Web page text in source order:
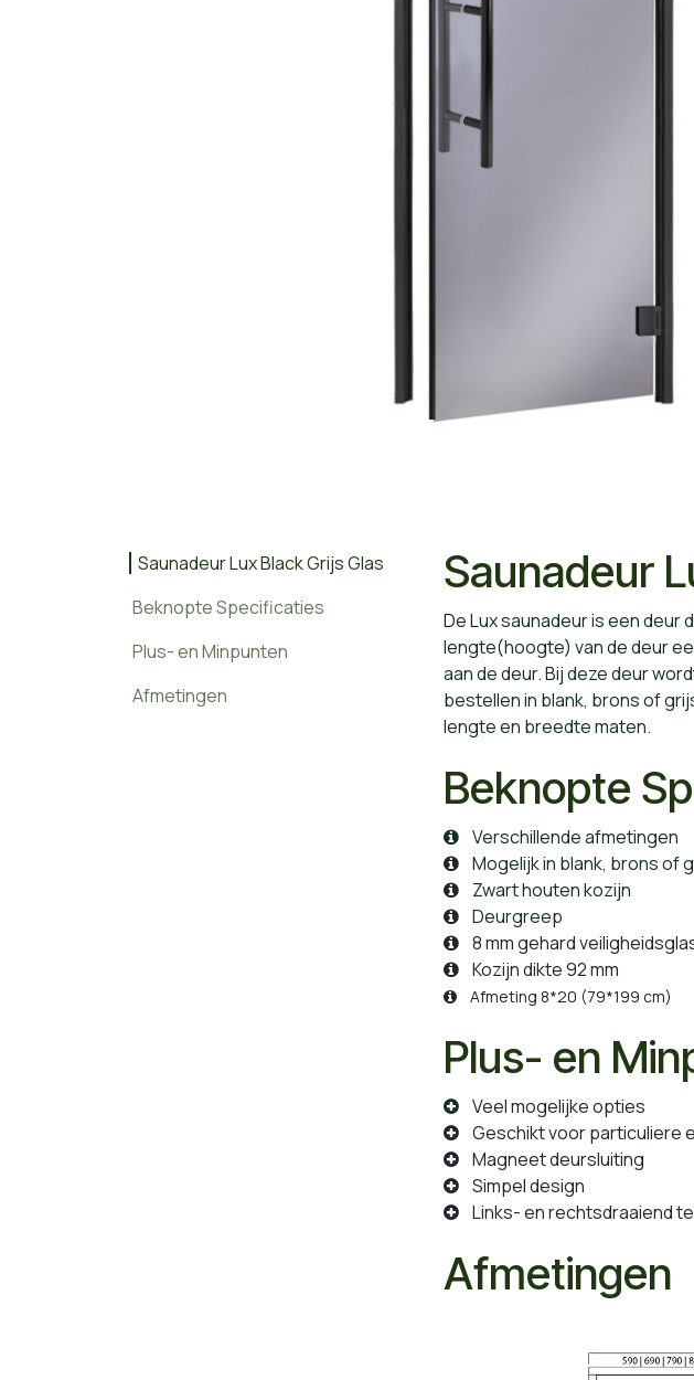
Saunadeur Lux Black Grijs Glas
Beknopte Specificaties
Plus- en Minpunten
Afmetingen
Saunadeur
De Lux saunadeur is een
lengte(hoogte) van de deur
aan de deur. Bij deze deur
bestellen in blank, brons of
lengte en breedte maten.
Beknopte
Verschillende afmetingen
Mogelijk in blank, brons of
Zwart houten kozijn
Deurgreep
8 mm gehard
Kozijn dikte 92 mm
Afmeting 8*20 (79*199 cm)
Plus- en
Veel mogelijke opties
Geschikt voor particuliere
Magneet deursluiting
Simpel design
Links- en rechtsdraaiend
Afmetingen